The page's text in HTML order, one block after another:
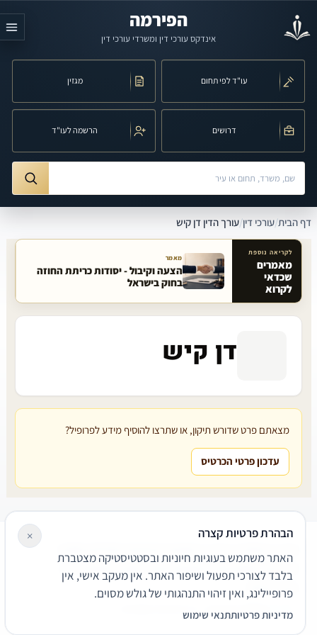
הפירמה
אינדקס עורכי דין ומשרדי עורכי דין
עו"ד לפי תחום מגזין
דרושים הרשמה לעו"ד
חיפוש לפי שם, משרד, תחום משפט או עיר
דף הבית/עורכי דין/עורך הדין דן קיש
מאמרים קשורים באתר
לקריאה נוספת
מאמרים
שכדאי
לקרוא
מאמר
הצעה וקיבול - יסודות כריתת החוזה
בחוק בישראל
דן קיש
מצאתם פרט שדורש תיקון, או שתרצו להוסיף מידע לפרופיל?
עדכון פרטי הכרטיס
שירותים משפטיים
דרושים צור קשר נגישותפרטיות
תנאי שימוש
© 2026 הפירמה. כל הזכויות שמורות.
הבהרת פרטיות קצרה
האתר משתמש בעוגיות חיוניות ובסטטיסטיקה מצטברת
בלבד לצורכי תפעול ושיפור האתר. אין מעקב אישי, אין
פרופיילינג, ואין זיהוי התנהגותי של גולש מסוים.
מדיניות פרטיותתנאי שימוש
×